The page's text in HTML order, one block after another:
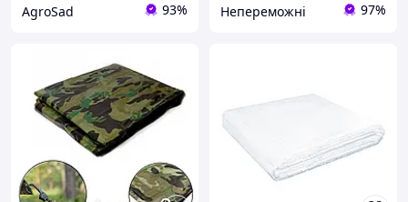
AgroSad 93% Непереможні 97%